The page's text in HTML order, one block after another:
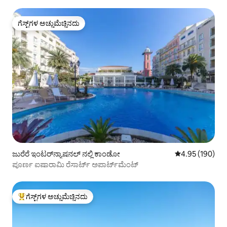
ಗೆಸ್ಟ್‌ಗಳ ಅಚ್ಚುಮೆಚ್ಚಿನದು
ಗೆಸ್ಟ್‌ಗಳ ಅಚ್ಚುಮೆಚ್ಚಿನದು
ಜುರೆರೆ ಇಂಟರ್‌ನ್ಯಾಷನಲ್ ನಲ್ಲಿ ಕಾಂಡೋ 5 ರಲ್ಲಿ 4.95
4.95 (190)
ಪೂರ್ಣ ಐಷಾರಾಮಿ ರೆಸಾರ್ಟ್ ಅಪಾರ್ಟ್‌ಮೆಂಟ್
ಗೆಸ್ಟ್‌ಗಳಿಗೆ ಅತಿ ಹೆಚ್ಚು ಅಚ್ಚುಮೆಚ್ಚಿನದು
ಗೆಸ್ಟ್‌ಗಳ ಅಚ್ಚುಮೆಚ್ಚಿನದು